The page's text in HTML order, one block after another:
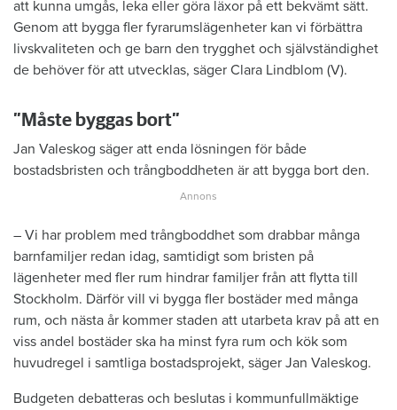
att kunna umgås, leka eller göra läxor på ett bekvämt sätt.
Genom att bygga fler fyrarumslägenheter kan vi förbättra
livskvaliteten och ge barn den trygghet och självständighet
de behöver för att utvecklas, säger Clara Lindblom (V).
”Måste byggas bort”
Jan Valeskog säger att enda lösningen för både
bostadsbristen och trångboddheten är att bygga bort den.
– Vi har problem med trångboddhet som drabbar många
barnfamiljer redan idag, samtidigt som bristen på
lägenheter med fler rum hindrar familjer från att flytta till
Stockholm. Därför vill vi bygga fler bostäder med många
rum, och nästa år kommer staden att utarbeta krav på att en
viss andel bostäder ska ha minst fyra rum och kök som
huvudregel i samtliga bostadsprojekt, säger Jan Valeskog.
Budgeten debatteras och beslutas i kommunfullmäktige